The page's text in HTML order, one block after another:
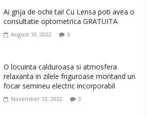
un corp sanatos si armonios dezvoltat,
cu Flexor Fitness-dispozitiv pentru
Un ten regenerat, fara riduri. Crema
antirid Ivatherm pentru o piele neteda si
elastica.
February 6, 2026 0
Ai grija de ochii tai! Cu Lensa poti avea o
consultatie optometrica GRATUITA
August 10, 2022 3
O locuinta calduroasa si atmosfera
relaxanta in zilele friguroase montand un
focar semineu electric incorporabil
November 13, 2022 3